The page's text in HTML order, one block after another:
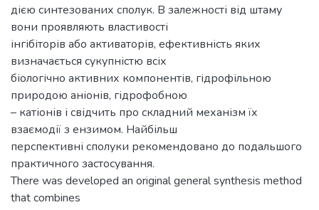
дією синтезованих сполук. В залежності від штаму
вони проявляють властивості
інгібіторів або активаторів, ефективність яких
визначається сукупністю всіх
біологічно активних компонентів, гідрофільною
природою аніонів, гідрофобною
– катіонів і свідчить про складний механізм їх
взаємодії з ензимом. Найбільш
перспективні сполуки рекомендовано до подальшого
практичного застосування.
There was developed an original general synthesis method
that combines